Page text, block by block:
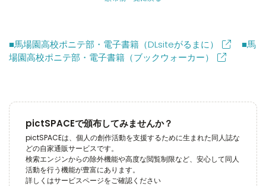
■馬場園高校ポニテ部・電子書籍（DLsiteがるまに）
■馬
場園高校ポニテ部・電子書籍（ブックウォーカー）
pictSPACEで頒布してみませんか？
pictSPACEは、個人の創作活動を支援するために生まれた同人誌な
どの自家通販サービスです。
検索エンジンからの除外機能や高度な閲覧制限など、安心して同人
活動を行う機能が豊富にあります。
詳しくはサービスページをご確認ください